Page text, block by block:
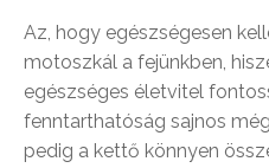
Az, hogy egészségesen
motoszkál a fejünkben,
egészséges életvitel
fenntarthatóság sajnos
pedig a kettő könnyen